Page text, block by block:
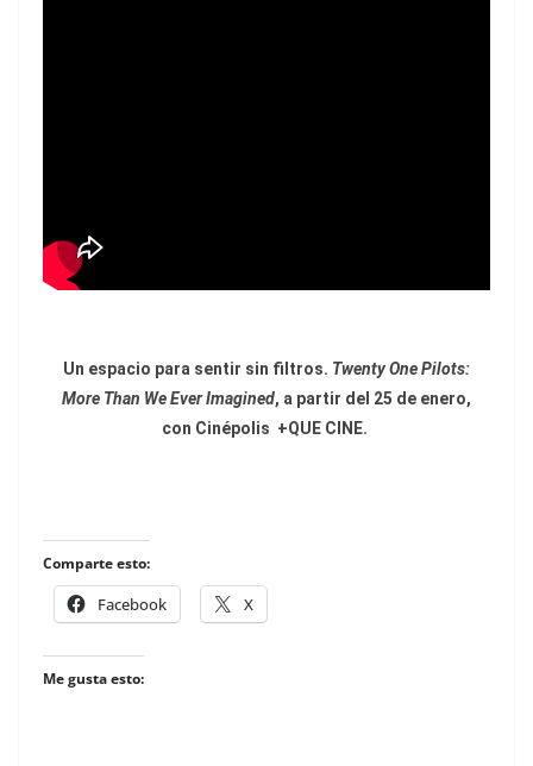
Un espacio para sentir sin filtros. Twenty One Pilots:
More Than We Ever Imagined, a partir del 25 de enero,
con Cinépolis +QUE CINE.
Comparte esto:
Facebook X
Me gusta esto: